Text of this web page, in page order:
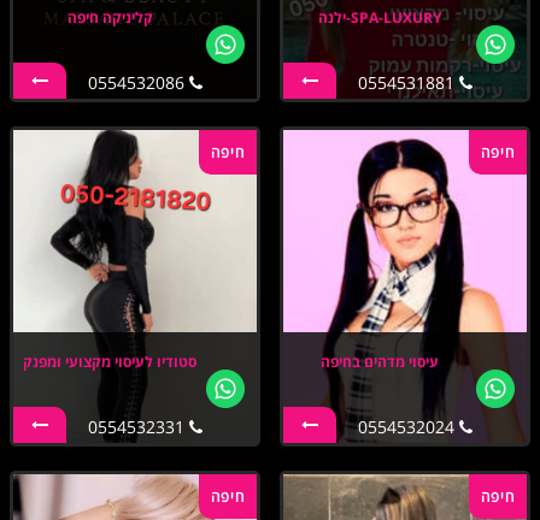
SPA-LUXURY-ילנה קליניקה חיפה
0554532086
חיפה
עיסוי מדהים בחיפה
0554532024
חיפה
סטודיו לעיסוי מקצועי ומפנק
חיפה חיפה